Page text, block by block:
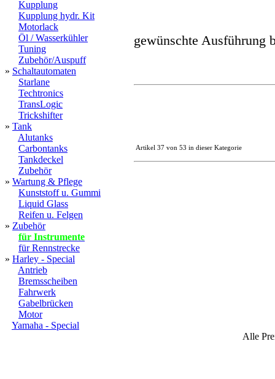
Kupplung
Kupplung hydr. Kit
Motorlack
Öl / Wasserkühler
Tuning
Zubehör/Auspuff
» Schaltautomaten
Starlane
Techtronics
TransLogic
Trickshifter
» Tank
Alutanks
Carbontanks
Tankdeckel
Zubehör
» Wartung & Pflege
Kunststoff u. Gummi
Liquid Glass
Reifen u. Felgen
» Zubehör
für Instrumente
für Rennstrecke
» Harley - Special
Antrieb
Bremsscheiben
Fahrwerk
Gabelbrücken
Motor
Yamaha - Special
gewünschte Ausführung
Artikel 37 von 53 in dieser Kategorie
Alle